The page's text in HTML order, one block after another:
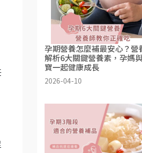
孕期營養怎麼補最安心？營
解析6大關鍵營養素，孕媽
寶一起健康成長
2026-04-10